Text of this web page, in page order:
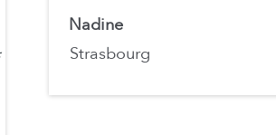
Nadine
Strasbourg